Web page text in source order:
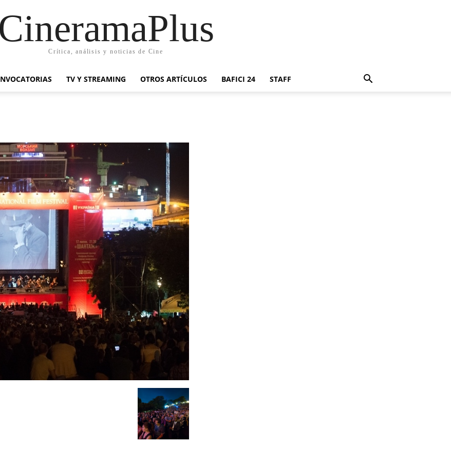
CineramaPlus
Crítica, análisis y noticias de Cine
TV Y STREAMING OTROS ARTÍCULOS BAFICI 24 STAFF